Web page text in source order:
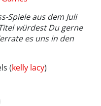
Spiele aus dem Juli
würdest Du gerne
es uns in den
(kelly lacy)